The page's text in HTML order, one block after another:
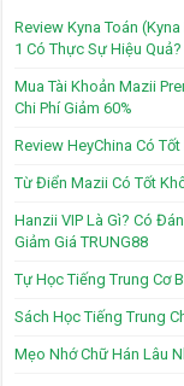
Review Kyna Toán
1 Có Thực Sự Hiệu Quả?
Mua Tài Khoản Mazii
Chi Phí Giảm 60%
Review HeyChina Có
Từ Điển Mazii Có Tốt
Hanzii VIP Là Gì? Có
Giảm Giá TRUNG88
Tự Học Tiếng Trung Cơ
Sách Học Tiếng Trung
Mẹo Nhớ Chữ Hán Lâu